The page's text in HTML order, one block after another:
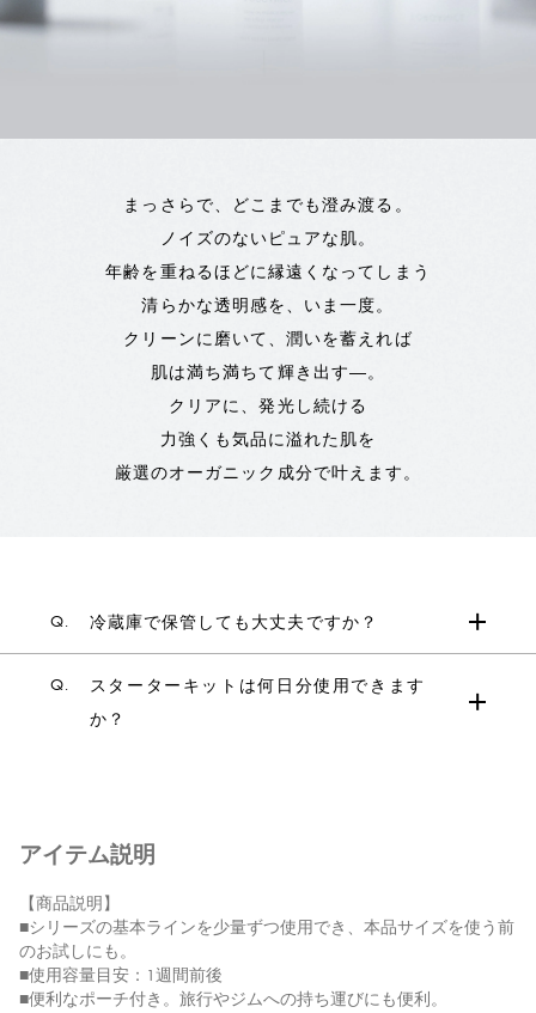
まっさらで、どこまでも澄み渡る。
ノイズのないピュアな肌。
年齢を重ねるほどに縁遠くなってしまう
清らかな透明感を、いま一度。
クリーンに磨いて、潤いを蓄えれば
肌は満ち満ちて輝き出す―。
クリアに、発光し続ける
力強くも気品に溢れた肌を
厳選のオーガニック成分で叶えます。
Q. 冷蔵庫で保管しても大丈夫ですか？
Q.
スターターキットは何日分使用できます
か？
アイテム説明
【商品説明】
■シリーズの基本ラインを少量ずつ使用でき、本品サイズを使う前
のお試しにも。
■使用容量目安：1週間前後
■便利なポーチ付き。旅行やジムへの持ち運びにも便利。